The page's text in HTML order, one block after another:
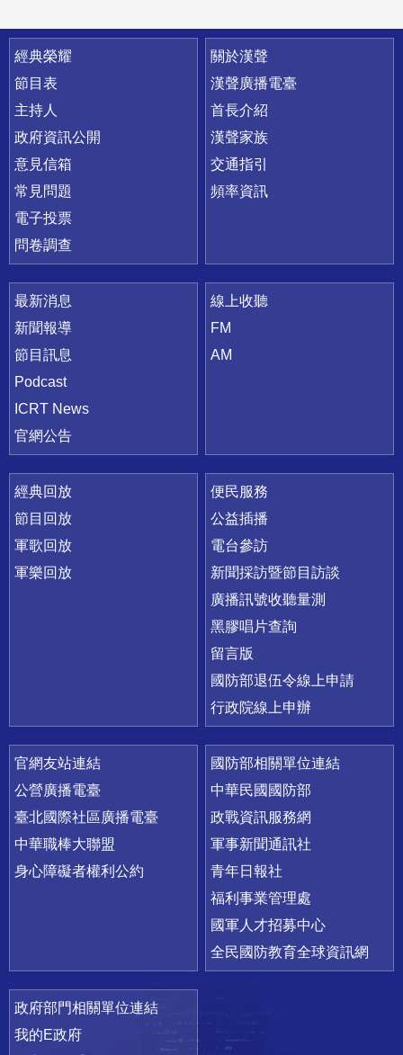
快速連結
經典榮耀
節目表
主持人
政府資訊公開
意見信箱
常見問題
電子投票
問卷調查
關於漢聲
漢聲廣播電臺
首長介紹
漢聲家族
交通指引
頻率資訊
最新消息
新聞報導
節目訊息
Podcast
ICRT News
官網公告
線上收聽
FM
AM
經典回放
節目回放
軍歌回放
軍樂回放
便民服務
公益插播
電台參訪
新聞採訪暨節目訪談
廣播訊號收聽量測
黑膠唱片查詢
留言版
國防部退伍令線上申請
行政院線上申辦
官網友站連結
公營廣播電臺
臺北國際社區廣播電臺
中華職棒大聯盟
身心障礙者權利公約
國防部相關單位連結
中華民國國防部
政戰資訊服務網
軍事新聞通訊社
青年日報社
福利事業管理處
國軍人才招募中心
全民國防教育全球資訊網
政府部門相關單位連結
我的E政府